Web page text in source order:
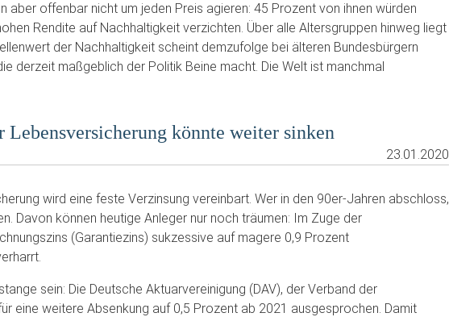
aber offenbar nicht um jeden Preis agieren: 45 Prozent von ihnen würden
Rendite auf Nachhaltigkeit verzichten. Über alle Altersgruppen hinweg liegt
der Nachhaltigkeit scheint demzufolge bei älteren Bundesbürgern
derzeit maßgeblich der Politik Beine macht. Die Welt ist manchmal
Lebensversicherung könnte weiter sinken
23.01.2020
wird eine feste Verzinsung vereinbart. Wer in den 90er-Jahren abschloss,
Davon können heutige Anleger nur noch träumen: Im Zuge der
(Garantiezins) sukzessive auf magere 0,9 Prozent
sein: Die Deutsche Aktuarvereinigung (DAV), der Verband der
eine weitere Absenkung auf 0,5 Prozent ab 2021 ausgesprochen. Damit